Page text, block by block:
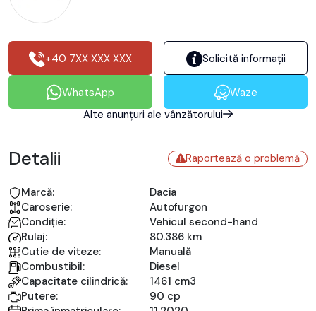
+40 7XX XXX XXX Solicită informații
WhatsApp
Waze
Alte anunțuri ale vânzătorului
Detalii Raportează o problemă
Marcă:
Dacia
Caroserie:
Autofurgon
Condiție:
Vehicul second-hand
Rulaj:
80.386 km
Cutie de viteze:
Manuală
Combustibil:
Diesel
Capacitate cilindrică:
1461 cm3
Putere:
90 cp